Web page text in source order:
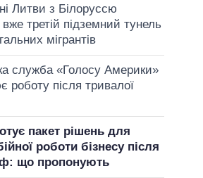
Литви з Білоруссю
третій підземний тунель
мігрантів
служба «Голосу Америки»
роботу після тривалої
пакет рішень для
роботи бізнесу після
що пропонують